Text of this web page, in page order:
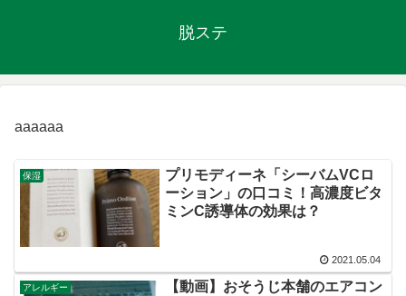
脱ステ
aaaaaa
保湿
プリモディーネ「シーバムVCロ
ーション」の口コミ！高濃度ビタ
ミンC誘導体の効果は？
2021.05.04
アレルギー
【動画】おそうじ本舗のエアコン